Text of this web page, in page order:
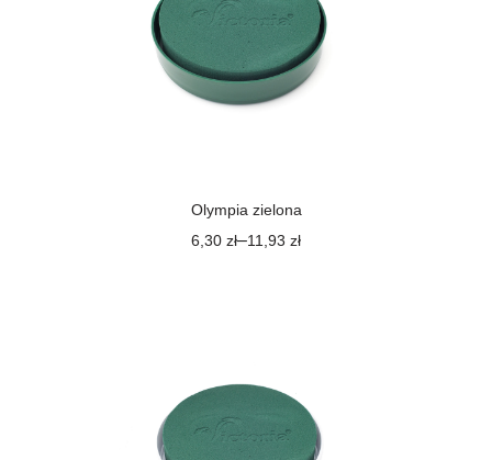
Olympia zielona
6,30 zł–11,93 zł